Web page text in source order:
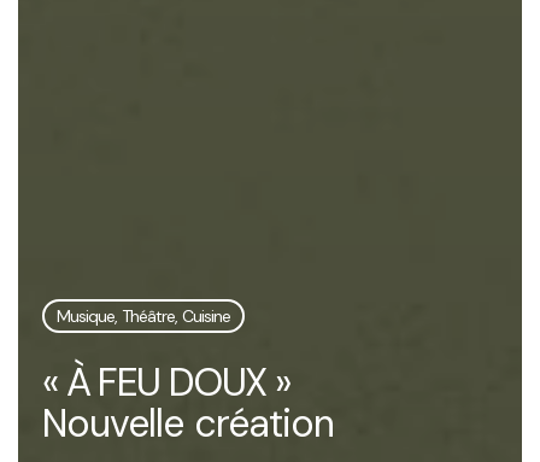
Musique, Théâtre, Cuisine
« À FEU DOUX »
Nouvelle création